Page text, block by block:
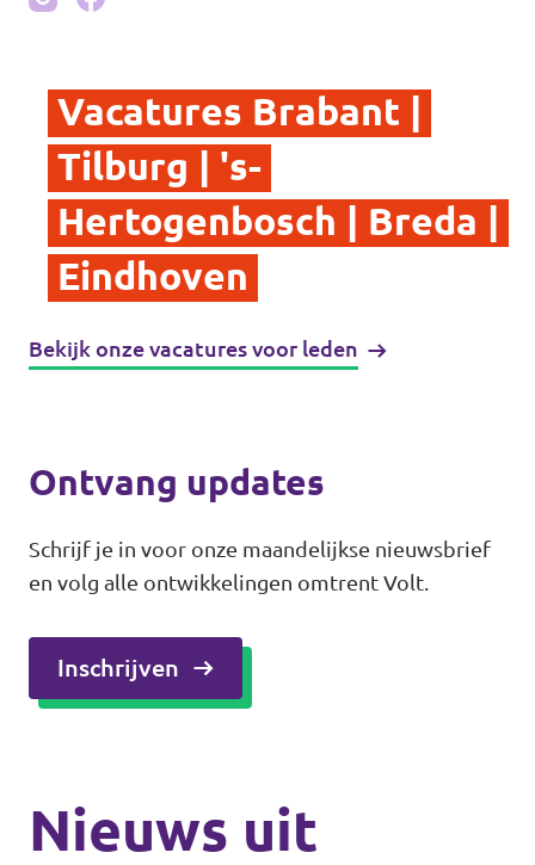
Vacatures Brabant |
Tilburg | 's-
Hertogenbosch | Breda |
Eindhoven
Bekijk onze vacatures voor leden
Ontvang updates
Schrijf je in voor onze maandelijkse nieuwsbrief
en volg alle ontwikkelingen omtrent Volt.
Inschrijven
Nieuws uit